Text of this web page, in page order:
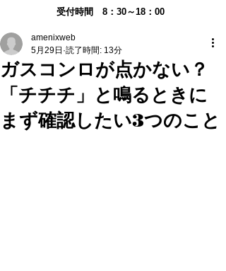
受付時間 8：30～18：00
ガスコンロが点かない？
「チチチ」と鳴るときに
まず確認したい3つのこと
amenixweb
5月29日 読了時間: 13分